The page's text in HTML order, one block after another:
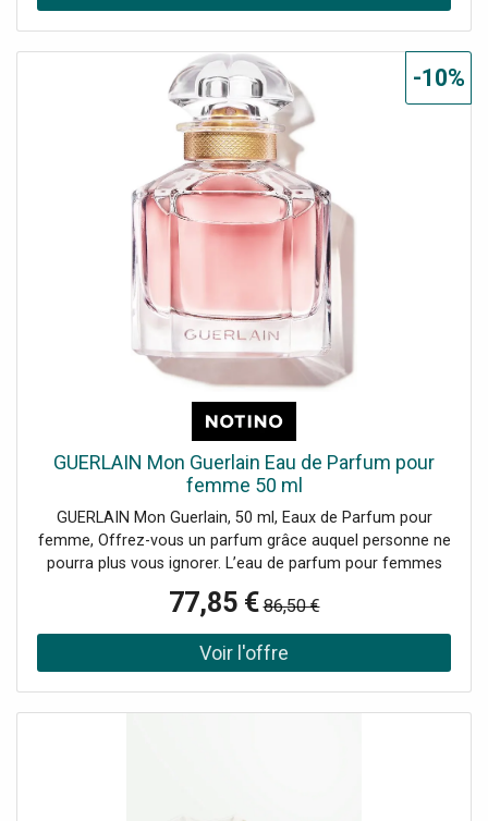
GUERLAIN Mon Guerlain Eau de Parfum pour
femme 50 ml
GUERLAIN Mon Guerlain, 50 ml, Eaux de Parfum pour
femme, Offrez-vous un parfum grâce auquel personne ne
pourra plus vous ignorer. L’eau de parfum pour femmes
du luxe et de l’exception, sa composition olfactive
ingénieuse comblera les plus exigeantes. parfum floral
parfum oriental pour les femmes modernes du 21e siècle
senteur parfaite pour tous les jours
77,85 € 86,50 €
-10%